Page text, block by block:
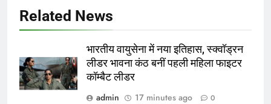
Related News
भारतीय वायुसेना में नया इतिहास, स्क्वॉड्रन
लीडर भावना कंठ बनीं पहली महिला फाइटर
कॉम्बैट लीडर
admin
17 minutes ago 0